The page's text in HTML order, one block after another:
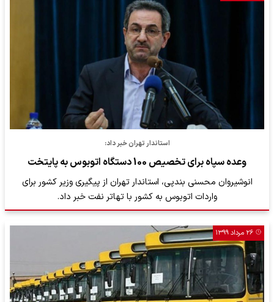
استاندار تهران خبر داد:
وعده سپاه برای تخصیص 100 دستگاه اتوبوس به پایتخت
انوشیروان محسنی بندپی، استاندار تهران از پیگیری وزیر کشور برای
واردات اتوبوس به کشور با تهاتر نفت خبر داد.
۲۶ مرداد ۱۳۹۹